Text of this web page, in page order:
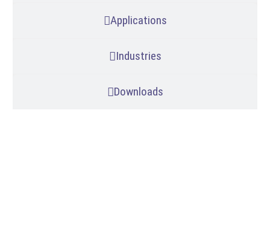
Applications
Industries
Downloads